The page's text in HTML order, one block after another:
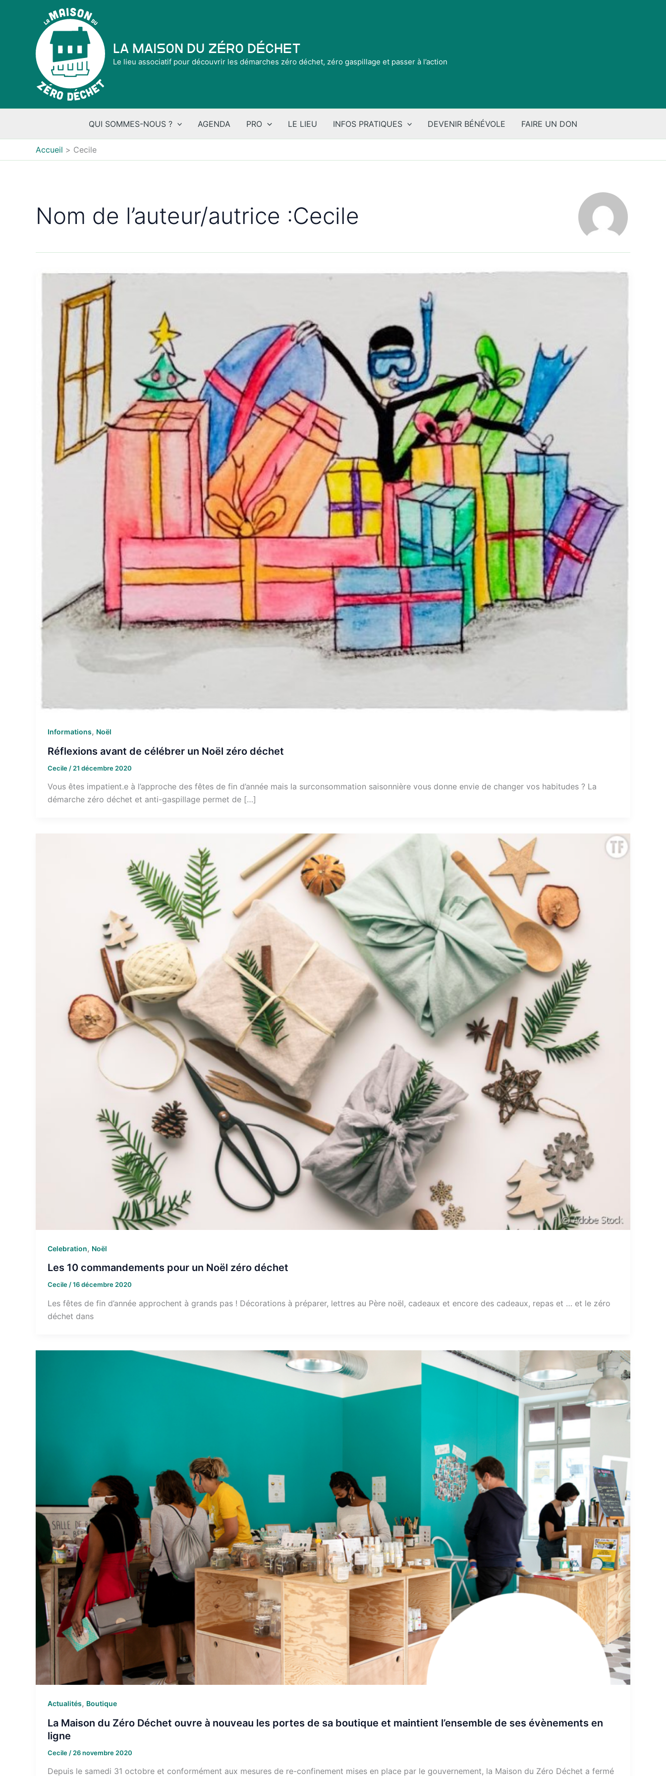
La Maison du Zéro Déchet
Le lieu associatif pour découvrir les démarches zéro déchet, zéro gaspillage et passer à l’action
QUI SOMMES-NOUS ? AGENDA PRO LE LIEU INFOS PRATIQUES DEVENIR BÉNÉVOLE FAIRE UN DON
Accueil Cecile
Nom de l’auteur/autrice :Cecile
Informations, Noël
Réflexions avant de célébrer un Noël zéro déchet
Cecile / 21 décembre 2020
Vous êtes impatient.e à l’approche des fêtes de fin d’année mais la surconsommation saisonnière vous donne envie de changer vos habitudes ? La
démarche zéro déchet et anti-gaspillage permet de […]
Celebration, Noël
Les 10 commandements pour un Noël zéro déchet
Cecile/16 décembre 2020
Les fêtes de fin d’année approchent à grands pas ! Décorations à préparer, lettres au Père noël, cadeaux et encore des cadeaux, repas et … et le zéro
déchet dans
Actualités, Boutique
La Maison du Zéro Déchet ouvre à nouveau les portes de sa boutique et maintient l’ensemble de ses évènements en
ligne
Cecile / 26 novembre 2020
Depuis le samedi 31 octobre et conformément aux mesures de re-confinement mises en place par le gouvernement, la Maison du Zéro Déchet a fermé